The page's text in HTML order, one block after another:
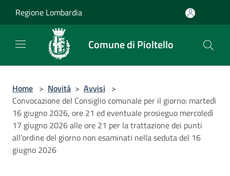
Regione Lombardia
Comune di Pioltello
Home > Novità > Avvisi >
Convocazione del Consiglio comunale per il giorno: martedì
16 giugno 2026, ore 21 ed eventuale prosieguo mercoledì
17 giugno 2026 alle ore 21 per la trattazione dei punti
all’ordine del giorno non esaminati nella seduta del 16
giugno 2026